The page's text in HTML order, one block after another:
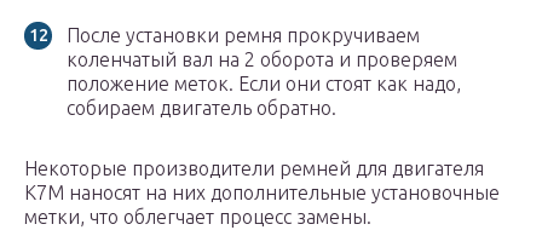
После установки ремня прокручиваем
коленчатый вал на 2 оборота и проверяем
положение меток. Если они стоят как надо,
собираем двигатель обратно.
Некоторые производители ремней для двигателя
К7М наносят на них дополнительные установочные
метки, что облегчает процесс замены.